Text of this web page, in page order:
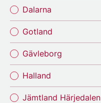
Dalarna
Gotland
Gävleborg
Halland
Jämtland Härjedalen